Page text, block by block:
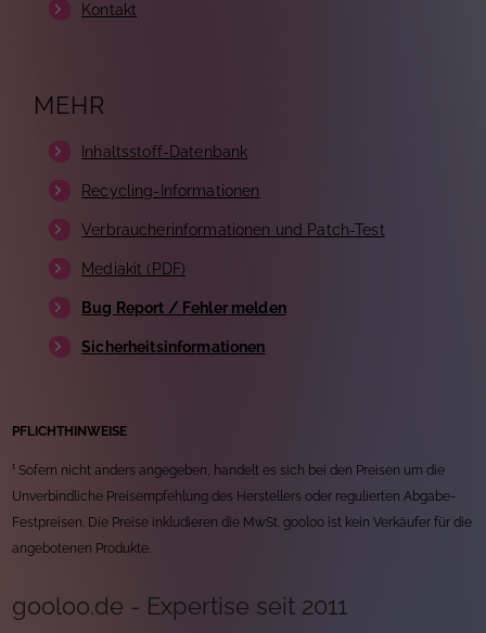
Kontakt
MEHR
Inhaltsstoff-Datenbank
Recycling-Informationen
Verbraucherinformationen und Patch-Test
Mediakit (PDF)
Bug Report / Fehler melden
Sicherheitsinformationen
PFLICHTHINWEISE
¹ Sofern nicht anders angegeben, handelt es sich bei den Preisen um die
Unverbindliche Preisempfehlung des Herstellers oder regulierten Abgabe-
Festpreisen. Die Preise inkludieren die MwSt. gooloo ist kein Verkäufer für die
angebotenen Produkte.
gooloo.de - Expertise seit 2011